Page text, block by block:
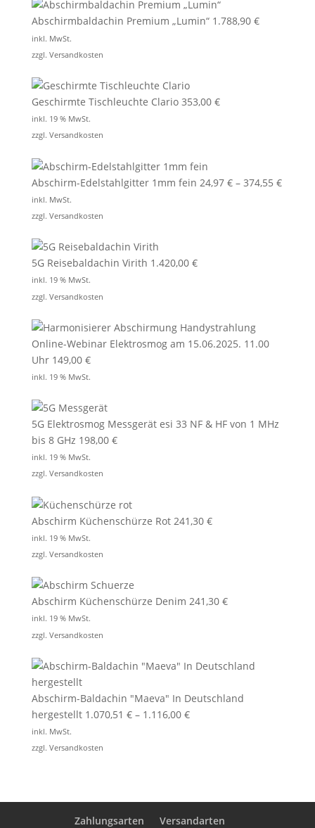
Abschirmbaldachin Premium „Lumin“ 1.788,90 €
inkl. MwSt.
zzgl. Versandkosten
Geschirmte Tischleuchte Clario 353,00 €
inkl. 19 % MwSt.
zzgl. Versandkosten
Abschirm-Edelstahlgitter 1mm fein 24,97 €– 374,55 €
inkl. MwSt.
zzgl. Versandkosten
5G Reisebaldachin Virith 1.420,00 €
inkl. 19 % MwSt.
zzgl. Versandkosten
Online-Webinar Elektrosmog am 15.06.2025. 11.00
Uhr 149,00 €
inkl. 19 % MwSt.
5G Elektrosmog Messgerät esi 33 NF & HF von 1 MHz
bis 8 GHz 198,00 €
inkl. 19 % MwSt.
zzgl. Versandkosten
Abschirm Küchenschürze Rot 241,30 €
inkl. 19 % MwSt.
zzgl. Versandkosten
Abschirm Küchenschürze Denim 241,30 €
inkl. 19 % MwSt.
zzgl. Versandkosten
Abschirm-Baldachin "Maeva" In Deutschland
hergestellt 1.070,51 €– 1.116,00 €
inkl. MwSt.
zzgl. Versandkosten
Zahlungsarten Versandarten